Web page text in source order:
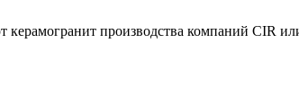
керамогранит производства компаний CIR